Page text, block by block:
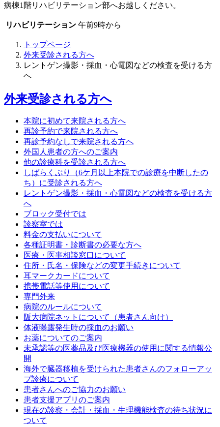
病棟1階リハビリテーション部へお越しください。
リハビリテーション 午前9時から
トップページ
外来受診される方へ
レントゲン撮影・採血・心電図などの検査を受ける方
へ
外来受診される方へ
本院に初めて来院される方へ
再診予約で来院される方へ
再診予約なしで来院される方へ
外国人患者の方へのご案内
他の診療科を受診される方へ
しばらくぶり（6ケ月以上本院での診療を中断したの
ち）に受診される方へ
レントゲン撮影・採血・心電図などの検査を受ける方
へ
ブロック受付では
診察室では
料金の支払いについて
各種証明書・診断書の必要な方へ
医療・医事相談窓口について
住所・氏名・保険などの変更手続きについて
耳マークカードについて
携帯電話等使用について
専門外来
病院のルールについて
阪大病院ネットについて（患者さん向け）
体液曝露発生時の採血のお願い
お薬についてのご案内
未承認等の医薬品及び医療機器の使用に関する情報公
開
海外で臓器移植を受けられた患者さんのフォローアッ
プ診療について
患者さんへのご協力のお願い
患者支援アプリのご案内
現在の診察・会計・採血・生理機能検査の待ち状況に
ついて